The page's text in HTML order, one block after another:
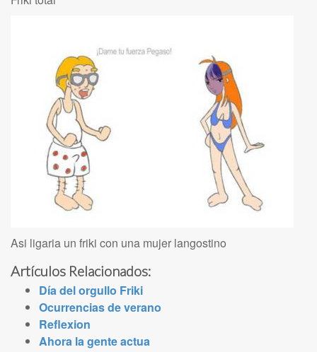
Asi ligaria un friki con una mujer langostino
Artículos Relacionados:
Día del orgullo Friki
Ocurrencias de verano
Reflexion
Ahora la gente actua